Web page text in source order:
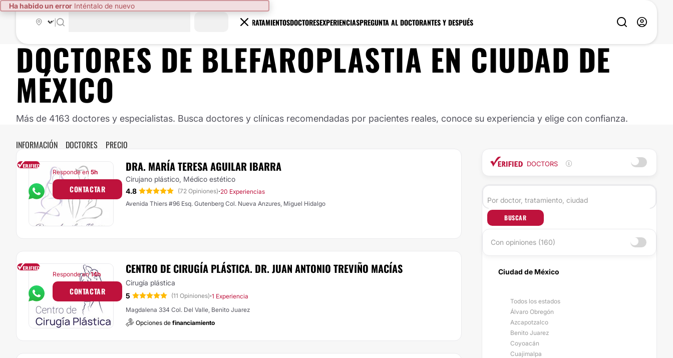
Ha habido un error Inténtalo de nuevo
TRATAMIENTOSDOCTORESEXPERIENCIASPREGUNTA AL DOCTORANTES Y DESPUÉS
DOCTORES DEBLEFAROPLASTIAENCIUDAD DE
MÉXICO
Más de 4163 doctores y especialistas. Busca doctores y clínicas recomendadas por pacientes reales, conoce su experiencia y elige con confianza.
INFORMACIÓN DOCTORES PRECIO
DRA. MARÍA TERESA AGUILAR IBARRA
Cirujano plástico, Médico estético
4.8
(72 Opiniones)·20 Experiencias
Avenida Thiers #96 Esq. Gutenberg Col. Nueva Anzures, Miguel Hidalgo
Responde en 5h
CONTACTAR
CENTRO DE CIRUGÍA PLÁSTICA. DR. JUAN ANTONIO TREVIÑO MACÍAS
Cirugía plástica
5
(11 Opiniones)·1 Experiencia
Magdalena 334 Col. Del Valle, Benito Juarez
Opciones de financiamiento
Responde en14h
CONTACTAR
DOCTORS
BUSCAR
Con opiniones (160)
Ciudad de México
Todos los estados
Álvaro Obregón
Azcapotzalco
Benito Juarez
Coyoacán
Cuajimalpa